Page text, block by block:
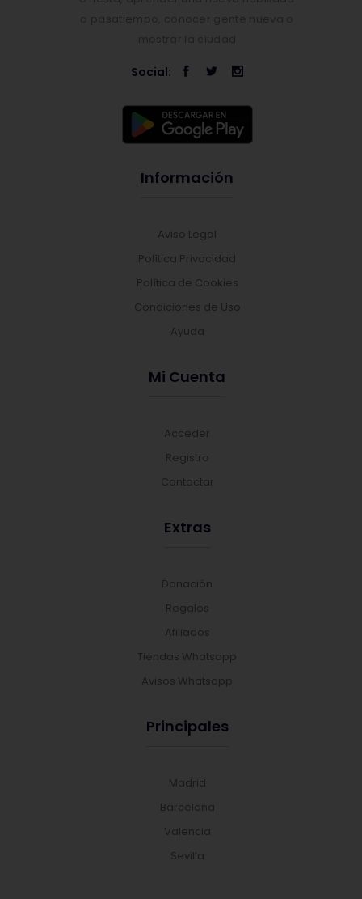
Social:
Información
Aviso Legal
Política Privacidad
Política de Cookies
Condiciones de Uso
Ayuda
Mi Cuenta
Acceder
Registro
Contactar
Extras
Donación
Regalos
Afiliados
Tiendas Whatsapp
Avisos Whatsapp
Principales
Madrid
Barcelona
Valencia
Sevilla